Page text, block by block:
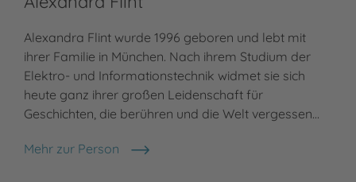
Alexandra Flint wurde 1996 geboren und lebt mit
ihrer Familie in München. Nach ihrem Studium der
Elektro- und Informationstechnik widmet sie sich
heute ganz ihrer großen Leidenschaft für
Geschichten, die berühren und die Welt vergessen…
Mehr zur Person
Alexandra Flint